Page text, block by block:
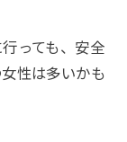
っても、安全
性は多いかも